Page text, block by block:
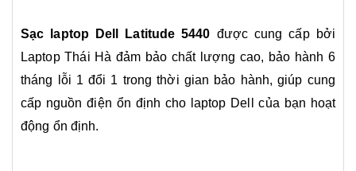
Sạc laptop Dell Latitude 5440 được cung cấp bởi
Laptop Thái Hà đảm bảo chất lượng cao, bảo hành 6
tháng lỗi 1 đổi 1 trong thời gian bảo hành, giúp cung
cấp nguồn điện ổn định cho laptop Dell của bạn hoạt
động ổn định.